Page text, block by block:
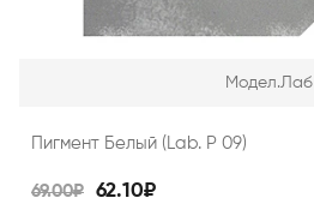
Модел.Лаб
Пигмент Белый (Lab. P 09)
69.00₽ 62.10₽